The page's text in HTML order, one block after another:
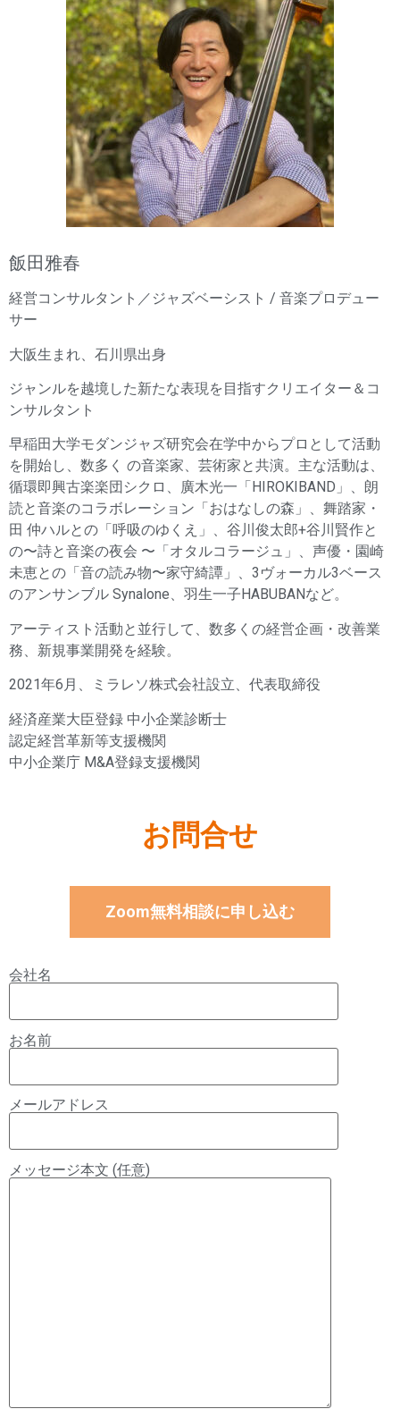
飯田雅春
経営コンサルタント／ ジャズベーシスト / 音楽プロデュー
サー
大阪生まれ、石川県出身
ジャンルを越境した新たな表現を目指すクリエイター＆コ
ンサルタント
早稲田大学モダンジャズ研究会在学中からプロとして活動
を開始し、数多く の音楽家、芸術家と共演。主な活動は、
循環即興古楽楽団シクロ、廣木光一「HIROKIBAND」、朗
読と音楽のコラボレーション「おはなしの森」、舞踏家・
田 仲ハルとの「呼吸のゆくえ」、谷川俊太郎+谷川賢作と
の〜詩と音楽の夜会 〜「オタルコラージュ」、声優・園崎
未恵との「音の読み物〜家守綺譚」、3ヴォーカル3ベース
のアンサンブル Synalone、羽生一子HABUBANなど。
アーティスト活動と並行して、数多くの経営企画・改善業
務、新規事業開発を経験。
2021年6月、ミラレソ株式会社設立、代表取締役
経済産業大臣登録 中小企業診断士
認定経営革新等支援機関
中小企業庁 M&A登録支援機関
お問合せ
Zoom無料相談に申し込む
会社名
お名前
メールアドレス
メッセージ本文 (任意)